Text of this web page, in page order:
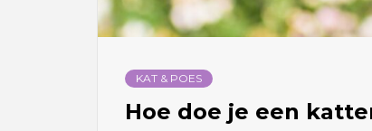
KAT & POES
Hoe doe je een